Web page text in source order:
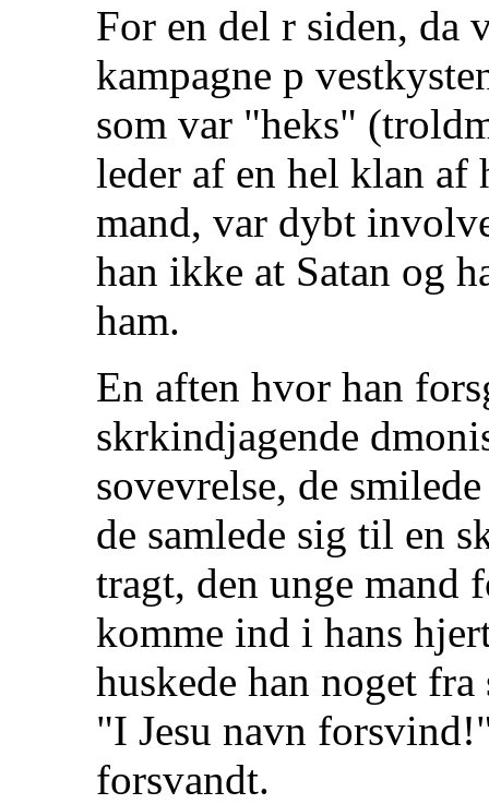
For en del r siden, da
kampagne p
som var "heks"
leder af en hel klan af
mand, var dybt
han ikke at Satan og
ham.
En aften hvor han
skrkindjagende
sovevrelse, de
de samlede sig til en
tragt, den unge mand
komme ind i hans
huskede han noget
"I Jesu navn
forsvandt.